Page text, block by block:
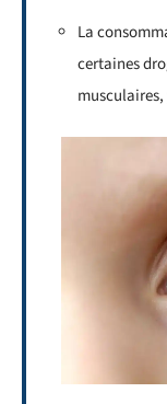
La
certaines